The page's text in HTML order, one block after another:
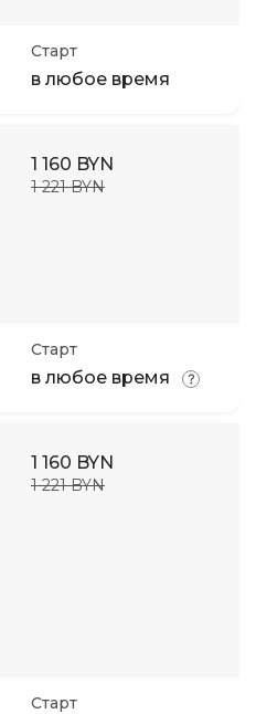
Старт
в любое время
1 160 BYN
1 221 BYN
Старт
в любое время
1 160 BYN
1 221 BYN
Старт